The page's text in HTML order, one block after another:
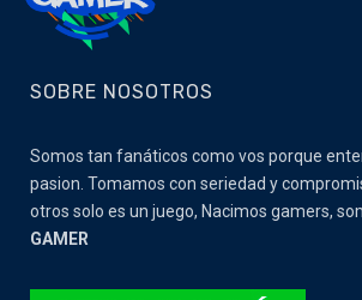
SOBRE NOSOTROS
Somos tan fanáticos como vos porque
pasion. Tomamos con seriedad y
otros solo es un juego, Nacimos gamers,
GAMER